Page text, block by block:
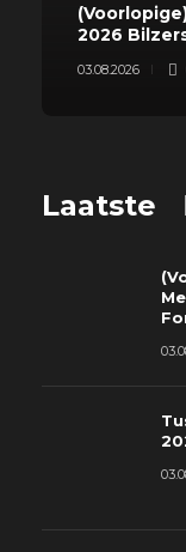
2026
03.08.2026
Laatste